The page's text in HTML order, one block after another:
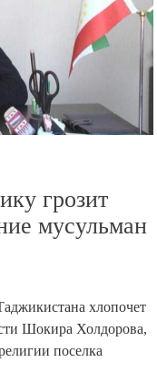
грозит
мусульман
хлопочет
Шокира Холдорова,
поселка